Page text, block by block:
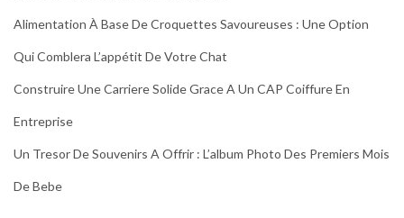
Alimentation À Base De Croquettes Savoureuses : Une Option
Qui Comblera L’appétit De Votre Chat
Construire Une Carriere Solide Grace A Un CAP Coiffure En
Entreprise
Un Tresor De Souvenirs A Offrir : L’album Photo Des Premiers Mois
De Bebe